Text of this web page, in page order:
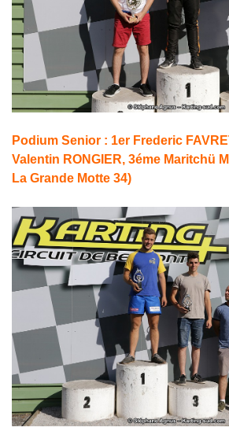
Podium Senior : 1er Frederic
Valentin RONGIER, 3éme Maritchü
La Grande Motte 34)